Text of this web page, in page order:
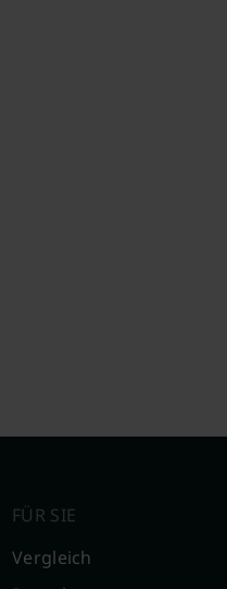
FÜR SIE
Vergleich